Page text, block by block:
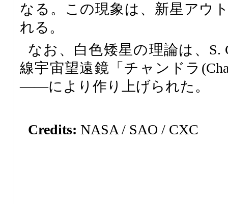
なる。この現象は、新星アウ
れる。
なお、白色矮星の理論は、S.
線宇宙望遠鏡「チャンドラ
――により作り上げられた。
Credits: NASA / SAO / CXC